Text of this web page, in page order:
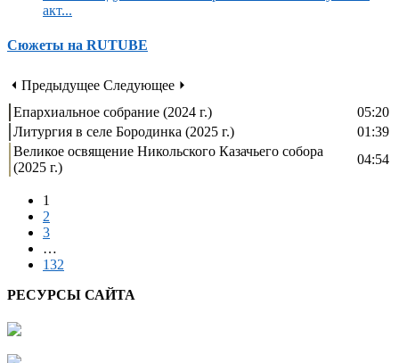
акт...
Сюжеты на RUTUBE
⏴ Предыдущее Следующее ⏵
Епархиальное собрание (2024 г.)
05:20
Литургия в селе Бородинка (2025 г.)
01:39
Великое освящение Никольского Казачьего собора
(2025 г.)
04:54
1
2
3
…
132
РЕСУРСЫ САЙТА